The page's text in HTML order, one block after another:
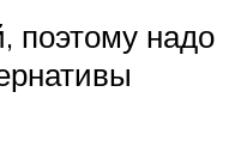
поэтому надо